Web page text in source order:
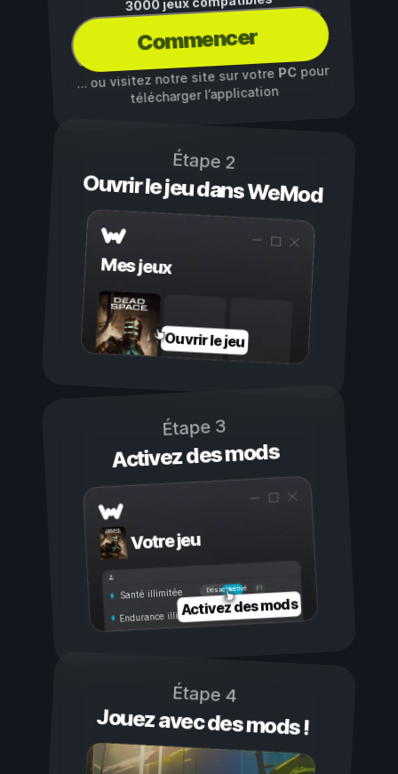
Commencer
… ou visitez notre site sur votre PCpour
télécharger l’application
Étape 2
Ouvrir le jeu dans WeMod
Mes jeux
Ouvrir le jeu
Étape 3
Activez des mods
Votre jeu
Activé
Désactivé
Santé illimitée
Endurance illimitéeActivez des mods
Étape 4
Jouez avec des mods !